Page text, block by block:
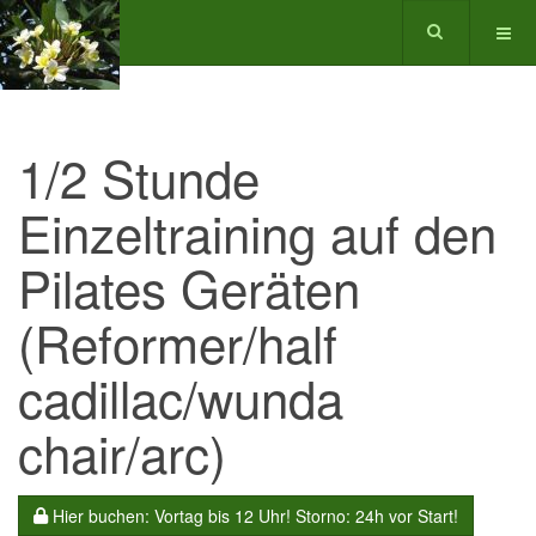
1/2 Stunde
Einzeltraining auf den
Pilates Geräten
(Reformer/half
cadillac/wunda
chair/arc)
Hier buchen: Vortag bis 12 Uhr! Storno: 24h vor Start!